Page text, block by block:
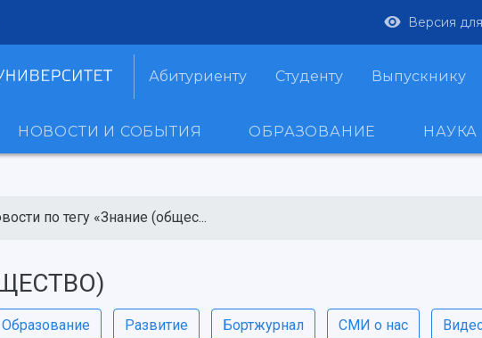
Версия
Абитуриенту Студенту Выпускнику
НОВОСТИ И СОБЫТИЯ ОБРАЗОВАНИЕ НАУКА
по тегу «Знание (общес...
Образование Развитие Бортжурнал СМИ о нас